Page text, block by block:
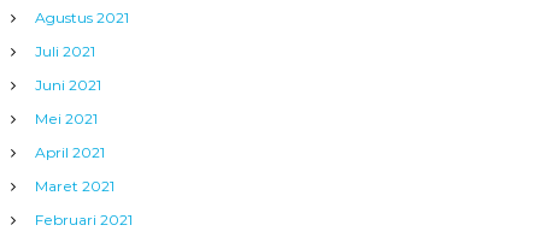
Agustus 2021
Juli 2021
Juni 2021
Mei 2021
April 2021
Maret 2021
Februari 2021